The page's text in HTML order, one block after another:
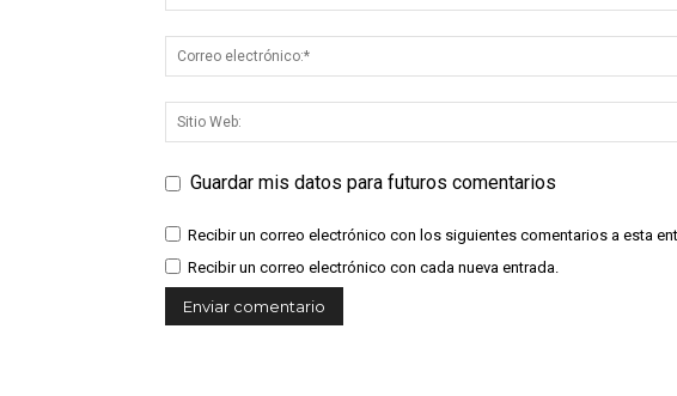
Guardar mis datos para futuros comentarios
Recibir un correo electrónico con los siguientes comentarios a esta
Recibir un correo electrónico con cada nueva entrada.